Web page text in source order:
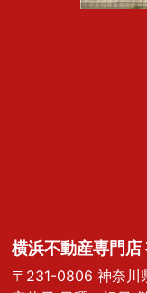
横浜不動産専門
〒231-0806 神奈川